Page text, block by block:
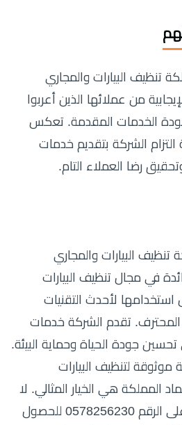
تنظيف البيارات والمجاري
من عملائها الذين أعربوا
الخدمات المقدمة. تعكس
التزام الشركة بتقديم خدمات
رضا العملاء التام.
تنظيف البيارات والمجاري
في مجال تنظيف البيارات
استخدامها لأحدث التقنيات
تقدم الشركة خدمات
جودة الحياة وحماية البيئة.
لتنظيف البيارات
المملكة هي الخيار المثالي. لا
تترددوا في الاتصال بها على الرقم 0578256230 للحصول